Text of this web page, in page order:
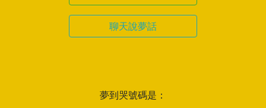
聊天說夢話
夢到哭號碼是：